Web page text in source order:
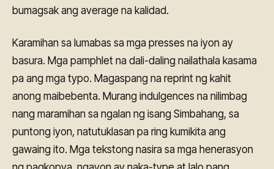
bumagsak ang average na kalidad.
Karamihan sa lumabas sa mga presses na iyon ay
basura. Mga pamphlet na dali-daling nailathala kasama
pa ang mga typo. Magaspang na reprint ng kahit
anong maibebenta. Murang indulgences na nilimbag
nang maramihan sa ngalan ng isang Simbahang, sa
puntong iyon, natutuklasan pa ring kumikita ang
gawaing ito. Mga tekstong nasira sa mga henerasyon